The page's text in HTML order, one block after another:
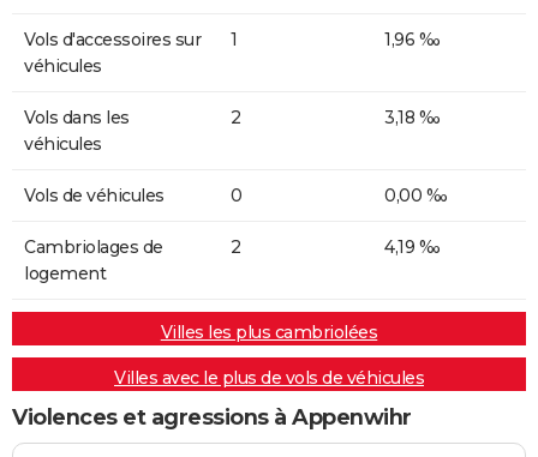
Vols d'accessoires sur
véhicules
1 1,96 ‰
Vols dans les
véhicules
2 3,18 ‰
Vols de véhicules 0 0,00 ‰
Cambriolages de
logement
2 4,19 ‰
Villes les plus cambriolées
Villes avec le plus de vols de véhicules
Violences et agressions à Appenwihr